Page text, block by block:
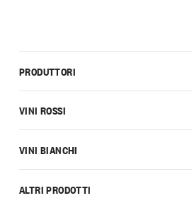
PRODUTTORI
VINI ROSSI
VINI BIANCHI
ALTRI PRODOTTI